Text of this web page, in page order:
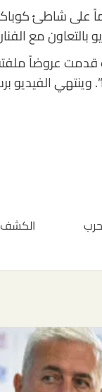
على شاطئ
جنوب أفريقيا 2010 “واكا
الكشف